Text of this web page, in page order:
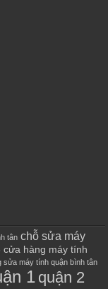
tân chỗ sửa máy
cửa hàng máy tính
sửa máy tính quận bình tân
1 quận 2